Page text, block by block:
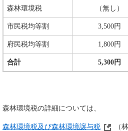
森林環境税 （無し）
市民税均等割 3,500円
府民税均等割 1,800円
合計 5,300円
森林環境税の詳細については、
森林環境税及び森林環境譲与税
（